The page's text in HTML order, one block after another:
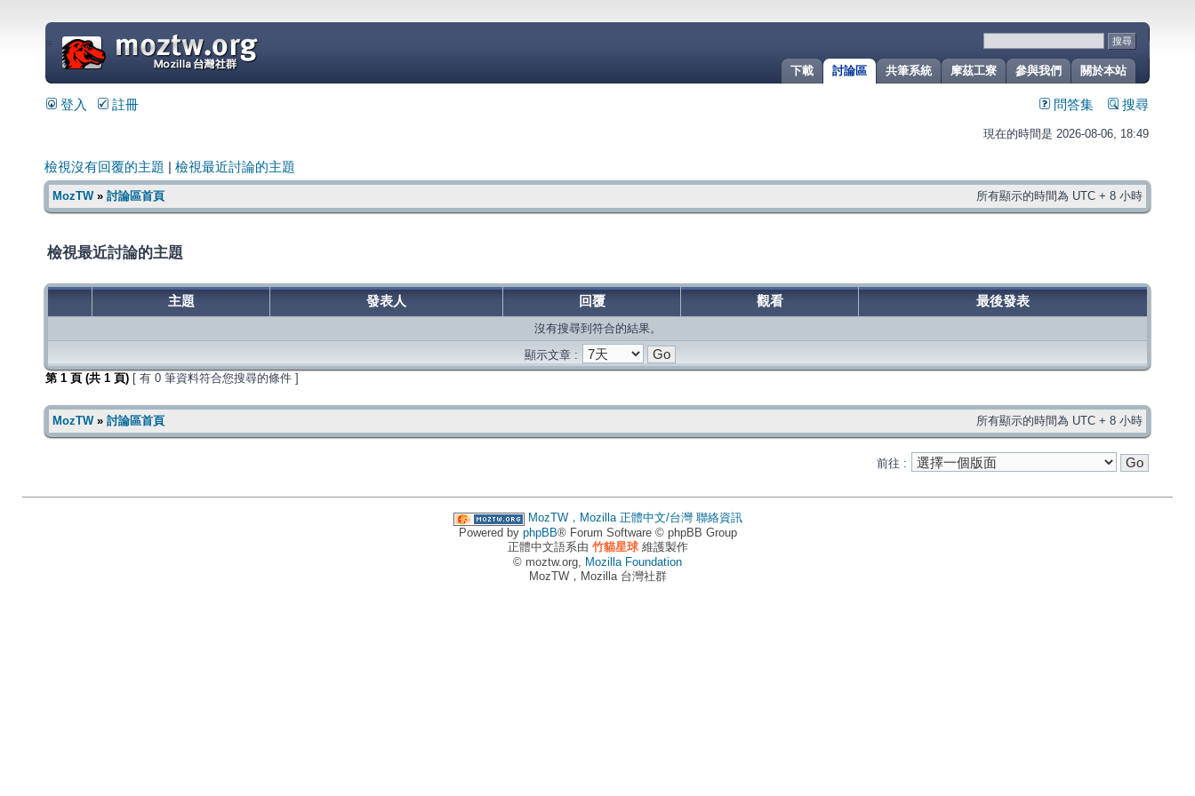
關於本站
參與我們
摩茲工寮
共筆系統
討論區
下載
=
登入 註冊 問答集 搜尋
現在的時間是 2026-08-06, 18:49
檢視沒有回覆的主題 檢視最近討論的主題
MozTW» 討論區首頁 所有顯示的時間為 UTC + 8 小時
檢視最近討論的主題
主題 發表人 回覆 觀看 最後發表
沒有搜尋到符合的結果。
顯示文章 :
第 1 頁 (共 1 頁) [ 有 0 筆資料符合您搜尋的條件 ]
MozTW» 討論區首頁 所有顯示的時間為 UTC + 8 小時
前往 :
MozTW，Mozilla 正體中文/台灣 聯絡資訊
Powered by phpBB® Forum Software © phpBB Group
正體中文語系由 竹貓星球維護製作
© moztw.org, Mozilla Foundation
MozTW，Mozilla 台灣社群